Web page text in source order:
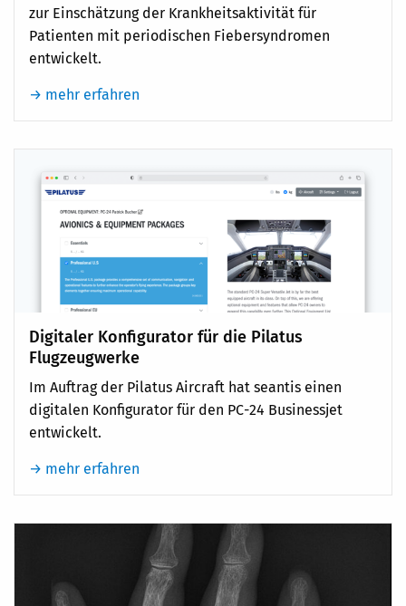
zur Einschätzung der Krankheitsaktivität für
Patienten mit periodischen Fiebersyndromen
entwickelt.
→ mehr erfahren
Digitaler Konfigurator für die Pilatus
Flugzeugwerke
Im Auftrag der Pilatus Aircraft hat seantis einen
digitalen Konfigurator für den PC-24 Businessjet
entwickelt.
→ mehr erfahren